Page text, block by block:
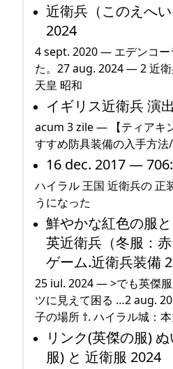
近衛兵（このえへ
2024
4 sept. 2020 — エデンコー
た。27 aug. 2024 — 2 近
天皇 昭和
イギリス近衛兵 演
acum 3 zile — 【ティアキ
すすめ防具装備の入手方
16 dec. 2017 —
ハイラル 王国 近衛兵の 正
うになった
鮮やかな紅色の服
英近衛兵（冬服：
ゲーム.近衛兵装備
25 iul. 2024 — >でも英傑
ツに見えて困る …2 aug.
子の場所 †. ハイラル城：
リンク(英傑の服)
服) と 近衛服 2024